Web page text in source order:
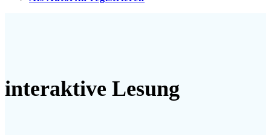
interaktive Lesung